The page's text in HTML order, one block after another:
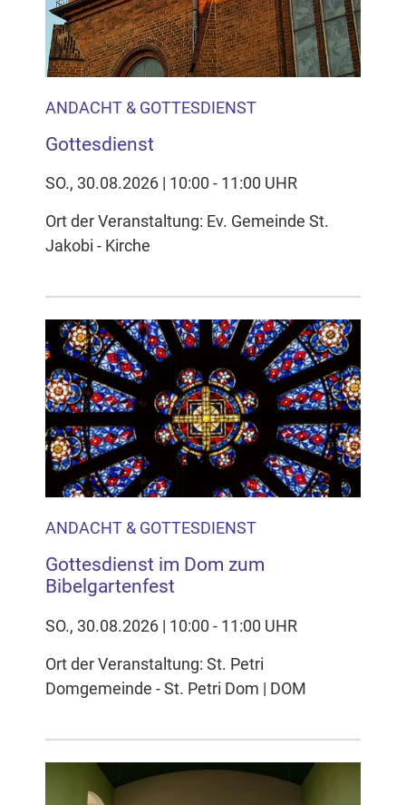
ANDACHT & GOTTESDIENST
Gottesdienst
SO., 30.08.2026 | 10:00 - 11:00 UHR
Ort der Veranstaltung: Ev. Gemeinde St.
Jakobi - Kirche
ANDACHT & GOTTESDIENST
Gottesdienst im Dom zum
Bibelgartenfest
SO., 30.08.2026 | 10:00 - 11:00 UHR
Ort der Veranstaltung: St. Petri
Domgemeinde - St. Petri Dom | DOM